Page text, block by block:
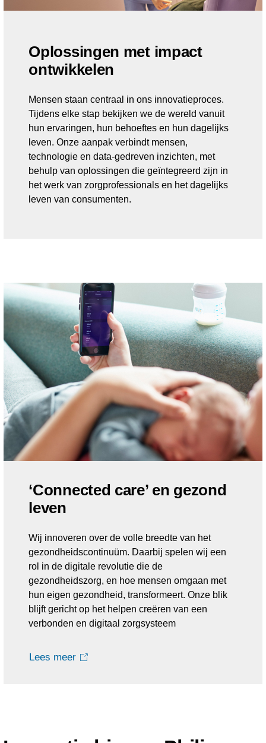
Oplossingen met impact
ontwikkelen
Mensen staan centraal in ons innovatieproces.
Tijdens elke stap bekijken we de wereld vanuit
hun ervaringen, hun behoeftes en hun dagelijks
leven. Onze aanpak verbindt mensen,
technologie en data-gedreven inzichten, met
behulp van oplossingen die geïntegreerd zijn in
het werk van zorgprofessionals en het dagelijks
leven van consumenten.
‘Connected care’ en gezond
leven
Wij innoveren over de volle breedte van het
gezondheidscontinuüm. Daarbij spelen wij een
rol in de digitale revolutie die de
gezondheidszorg, en hoe mensen omgaan met
hun eigen gezondheid, transformeert. Onze blik
blijft gericht op het helpen creëren van een
verbonden en digitaal zorgsysteem
Lees meer